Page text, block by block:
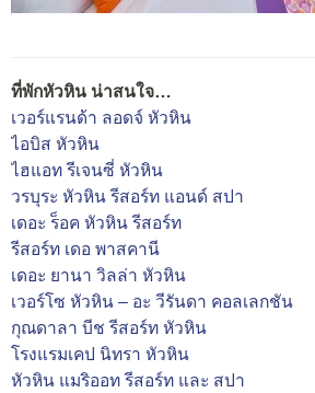
ที่พักหัวหิน น่าสนใจ…
เวอร์แรนด้า ลอดจ์ หัวหิน
ไอบิส หัวหิน
ไฮแอท รีเจนซี่ หัวหิน
วรบุระ หัวหิน รีสอร์ท แอนด์ สปา
เดอะ ร็อค หัวหิน รีสอร์ท
รีสอร์ท เดอ พาสคานี
เดอะ ยานา วิลล่า หัวหิน
เวอร์โซ หัวหิน – อะ วีรันดา คอลเลกชัน
กุณดาลา บีช รีสอร์ท หัวหิน
โรงแรมเคป นิทรา หัวหิน
หัวหิน แมริออท รีสอร์ท และ สปา